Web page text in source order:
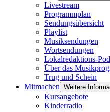
Livestream
Programmplan
Sendungsübersicht
Playlist
Musiksendungen
Wortsendungen
Lokalredaktions-
Über das
Trug und Schein
Mitmachen Weitere
Kursangebote
Kinderradio